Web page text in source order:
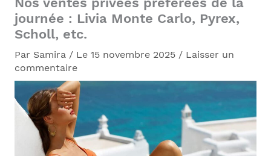
journée : Livia Monte Carlo, Pyrex,
Scholl, etc.
Par Samira / Le 15 novembre 2025 / Laisser un
commentaire